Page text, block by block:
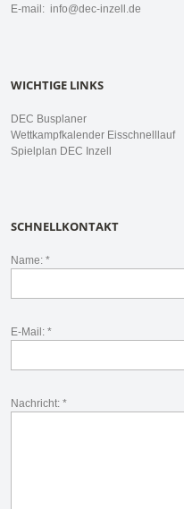
E-mail: info@dec-inzell.de
WICHTIGE LINKS
DEC Busplaner
Wettkampfkalender Eisschnelllauf
Spielplan DEC Inzell
SCHNELLKONTAKT
Name: *
E-Mail: *
Nachricht: *